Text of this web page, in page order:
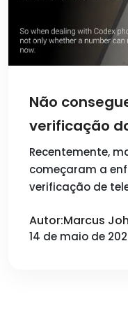
Não
verificação
2026 para
Recentemente,
começaram a
verificação de
Autor:Marcus
14 de maio de